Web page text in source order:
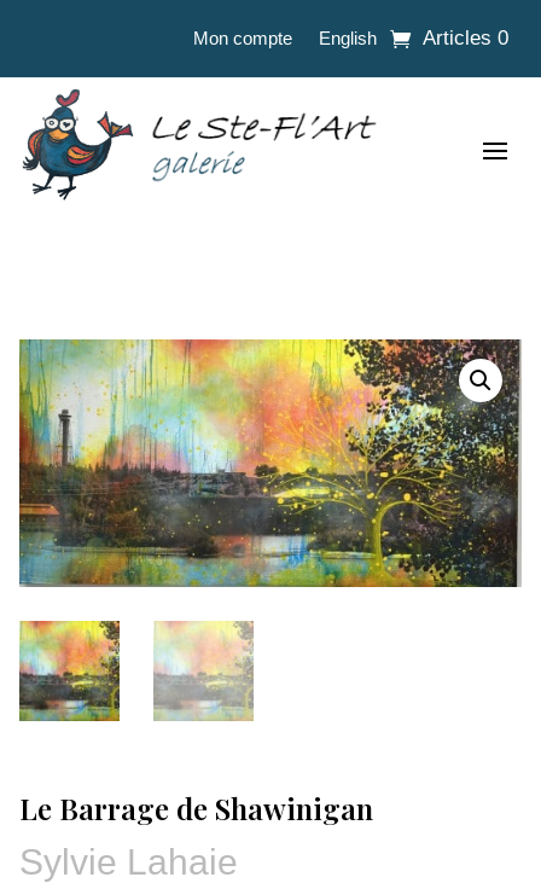
Mon compte English Articles 0
Le Barrage de Shawinigan
Sylvie Lahaie